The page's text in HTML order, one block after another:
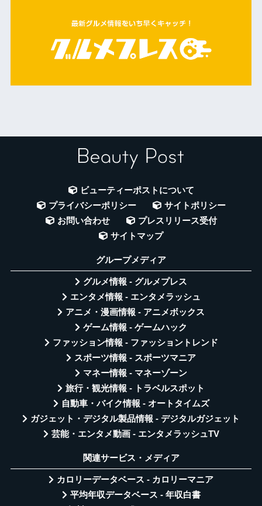
ビューティーポストについて
プライバシーポリシー
サイトポリシー
お問い合わせ
プレスリリース受付
サイトマップ
グループメディア
グルメ情報 - グルメプレス
エンタメ情報 - エンタメラッシュ
アニメ・漫画情報 - アニメボックス
ゲーム情報 - ゲームハック
ファッション情報 - ファッショントレンド
スポーツ情報 - スポーツマニア
マネー情報 - マネーゾーン
旅行・観光情報 - トラベルスポット
自動車・バイク情報 - オートタイムズ
ガジェット・デジタル製品情報 - デジタルガジェット
芸能・エンタメ動画 - エンタメラッシュTV
関連サービス・メディア
カロリーデータベース - カロリーマニア
平均年収データベース - 年収白書